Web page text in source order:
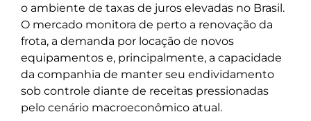
o ambiente de taxas de juros elevadas no Brasil.
O mercado monitora de perto a renovação da
frota, a demanda por locação de novos
equipamentos e, principalmente, a capacidade
da companhia de manter seu endividamento
sob controle diante de receitas pressionadas
pelo cenário macroeconômico atual.